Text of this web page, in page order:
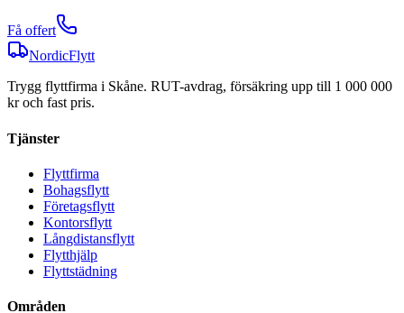
Få offert
NordicFlytt
Trygg flyttfirma i Skåne. RUT-avdrag, försäkring upp till 1 000 000
kr och fast pris.
Tjänster
Flyttfirma
Bohagsflytt
Företagsflytt
Kontorsflytt
Långdistansflytt
Flytthjälp
Flyttstädning
Områden